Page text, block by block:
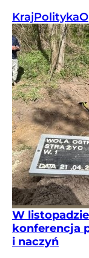
KrajPolityka
W
konferencja
i naczyń